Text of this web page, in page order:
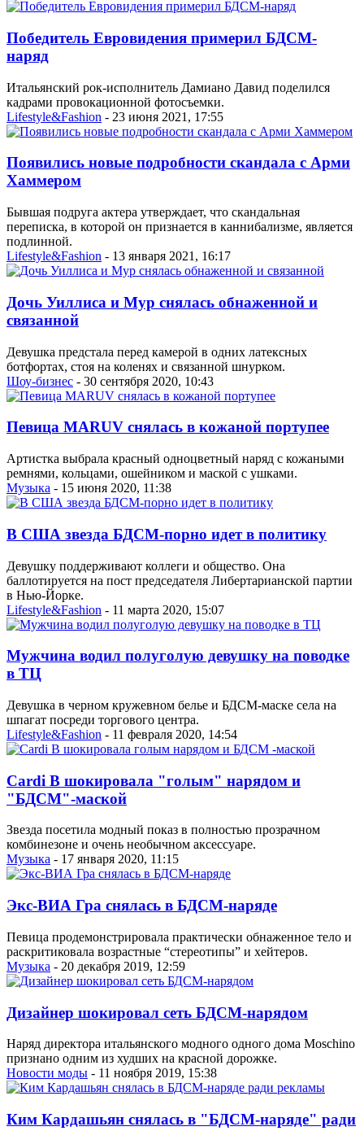
Победитель Евровидения примерил БДСМ-
наряд
Итальянский рок-исполнитель Дамиано Давид поделился
кадрами провокационной фотосъемки.
Lifestyle&Fashion - 23 июня 2021, 17:55
Появились новые подробности скандала с Арми
Хаммером
Бывшая подруга актера утверждает, что скандальная
переписка, в которой он признается в каннибализме, является
подлинной.
Lifestyle&Fashion - 13 января 2021, 16:17
Дочь Уиллиса и Мур снялась обнаженной и
связанной
Девушка предстала перед камерой в одних латексных
ботфортах, стоя на коленях и связанной шнурком.
Шоу-бизнес - 30 сентября 2020, 10:43
Певица MARUV снялась в кожаной портупее
Артистка выбрала красный одноцветный наряд с кожаными
ремнями, кольцами, ошейником и маской с ушками.
Музыка - 15 июня 2020, 11:38
В США звезда БДСМ-порно идет в политику
Девушку поддерживают коллеги и общество. Она
баллотируется на пост председателя Либертарианской партии
в Нью-Йорке.
Lifestyle&Fashion - 11 марта 2020, 15:07
Мужчина водил полуголую девушку на поводке
в ТЦ
Девушка в черном кружевном белье и БДСМ-маске села на
шпагат посреди торгового центра.
Lifestyle&Fashion - 11 февраля 2020, 14:54
Cardi B шокировала "голым" нарядом и
"БДСМ"-маской
Звезда посетила модный показ в полностью прозрачном
комбинезоне и очень необычном аксессуаре.
Музыка - 17 января 2020, 11:15
Экс-ВИА Гра снялась в БДСМ-наряде
Певица продемонстрировала практически обнаженное тело и
раскритиковала возрастные “стереотипы” и хейтеров.
Музыка - 20 декабря 2019, 12:59
Дизайнер шокировал сеть БДСМ-нарядом
Наряд директора итальянского модного одного дома Moschino
признано одним из худших на красной дорожке.
Новости моды - 11 ноября 2019, 15:38
Ким Кардашьян снялась в "БДСМ-наряде" ради